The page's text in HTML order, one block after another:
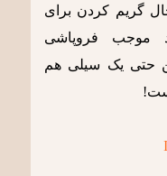
گریم کردن برای
موجب فروپاشی
حتی یک سیلی هم